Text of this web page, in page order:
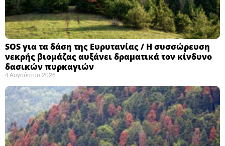
SOS για τα δάση της Ευρυτανίας / Η συσσώρευση
νεκρής βιομάζας αυξάνει δραματικά τον κίνδυνο
δασικών πυρκαγιών
4 Αυγούστου 2026